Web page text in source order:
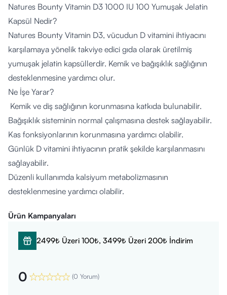
Natures Bounty Vitamin D3 1000 IU 100 Yumuşak Jelatin
Kapsül Nedir?
Natures Bounty Vitamin D3, vücudun D vitamini ihtiyacını
karşılamaya yönelik takviye edici gıda olarak üretilmiş
yumuşak jelatin kapsüllerdir. Kemik ve bağışıklık sağlığının
desteklenmesine yardımcı olur.
Ne İşe Yarar?
Kemik ve diş sağlığının korunmasına katkıda bulunabilir.
Bağışıklık sisteminin normal çalışmasına destek sağlayabilir.
Kas fonksiyonlarının korunmasına yardımcı olabilir.
Günlük D vitamini ihtiyacının pratik şekilde karşılanmasını
sağlayabilir.
Düzenli kullanımda kalsiyum metabolizmasının
desteklenmesine yardımcı olabilir.
Yetişkinler için genellikle günde 1 kapsül, tercihen yemeklerle
birlikte alınması önerilir.
Kapsüller yeterli miktarda su ile tüketilmelidir.
kullanmalıdır.
Ürün Kampanyaları
2499₺ Üzeri 100₺, 3499₺ Üzeri 200₺ İndirim
0 (0 Yorum)